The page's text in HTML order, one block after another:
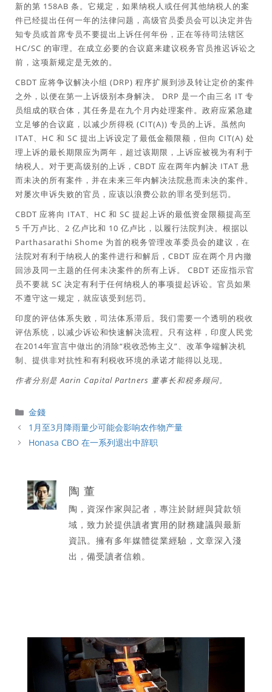
新的第 158AB 条。它规定，如果纳税人或任何其他纳税人的案
件已经提出任何一年的法律问题，高级官员委员会可以决定并告
知专员或首席专员不要提出上诉任何年份，正在等待司法辖区
HC/SC 的审理。在成立必要的合议庭来建议税务官员推迟诉讼之
前，这项新规定是无效的。
CBDT 应将争议解决小组 (DRP) 程序扩展到涉及转让定价的案件
之外，以便在第一上诉级别本身解决。 DRP 是一个由三名 IT 专
员组成的联合体，其任务是在九个月内处理案件。政府应紧急建
立足够的合议庭，以减少所得税 (CIT(A)) 专员的上诉。虽然向
ITAT、HC 和 SC 提出上诉设定了最低金额限额，但向 CIT(A) 处
理上诉的最长期限应为两年，超过该期限，上诉应被视为有利于
纳税人。对于更高级别的上诉，CBDT 应在两年内解决 ITAT 悬
而未决的所有案件，并在未来三年内解决法院悬而未决的案件。
对屡次申诉失败的官员，应该以浪费公款的罪名受到惩罚。
CBDT 应将向 ITAT、HC 和 SC 提起上诉的最低资金限额提高至
5 千万卢比、2 亿卢比和 10 亿卢比，以履行法院判决。根据以
Parthasarathi Shome 为首的税务管理改革委员会的建议，在
法院对有利于纳税人的案件进行和解后，CBDT 应在两个月内撤
回涉及同一主题的任何未决案件的所有上诉。 CBDT 还应指示官
员不要就 SC 决定有利于任何纳税人的事项提起诉讼。官员如果
不遵守这一规定，就应该受到惩罚。
印度的评估体系失败，司法体系滞后。我们需要一个透明的税收
评估系统，以减少诉讼和快速解决流程。只有这样，印度人民党
在2014年宣言中做出的消除“税收恐怖主义”、改革争端解决机
制、提供非对抗性和有利税收环境的承诺才能得以兑现。
作者分别是 Aarin Capital Partners 董事长和税务顾问。
分
類
金錢
1月至3月降雨量少可能会影响农作物产量
Honasa CBO 在一系列退出中辞职
陶 董
陶，資深作家與記者，專注於財經與貸款領
域，致力於提供讀者實用的財務建議與最新
資訊。擁有多年媒體從業經驗，文章深入淺
出，備受讀者信賴。